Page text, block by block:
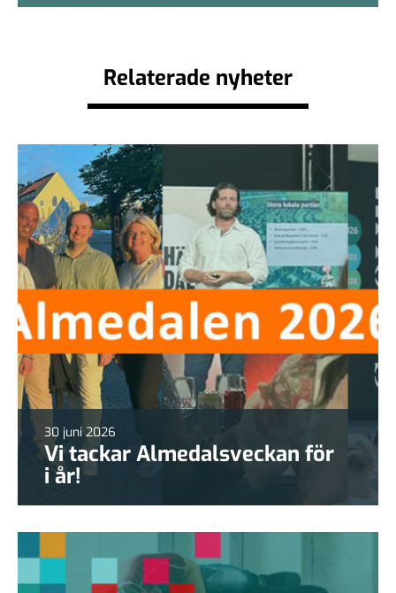
Relaterade nyheter
30 juni 2026
Vi tackar Almedalsveckan för
i år!